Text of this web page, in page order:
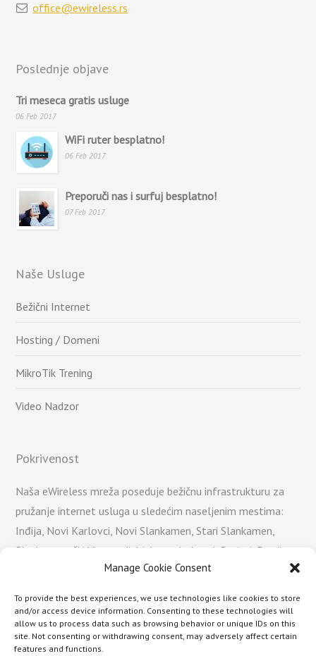
Manage Cookie Consent
To provide the best experiences, we use technologies like cookies to store
and/or access device information. Consenting to these technologies will
allow us to process data such as browsing behavior or unique IDs on this
site. Not consenting or withdrawing consent, may adversely affect certain
features and functions.
office@ewireless.rs
Poslednje objave
Tri meseca gratis usluge
06 Feb 2017
WiFi ruter besplatno!
06 Feb 2017
Preporuči nas i surfuj besplatno!
07 Feb 2017
Naše Usluge
Bežični Internet
Hosting / Domeni
MikroTik Trening
Video Nadzor
Pokrivenost
Naša eWireless mreža poseduje bežičnu infrastrukturu za
pružanje internet usluga u sledećim naseljenim mestima:
Inđija, Novi Karlovci, Novi Slankamen, Stari Slankamen,
Slankamenački Vinogradi, Ljukovo, Jarkovci, Putinci, Donji
Petrovci, Popinci, Pećinci, Šatrinci, Dobrinci, Maradik,
Beška, Banstol, Stara Pazova, Nova Pazova, Surduk,
Belegiš, Vojka, Golubinci, Batajnica, Novi Banovci, Stari
Banovci.